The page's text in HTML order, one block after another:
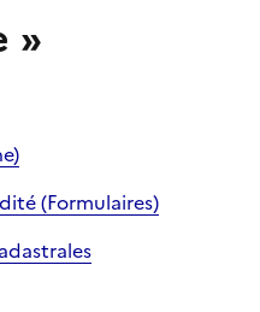
»
(Formulaires)